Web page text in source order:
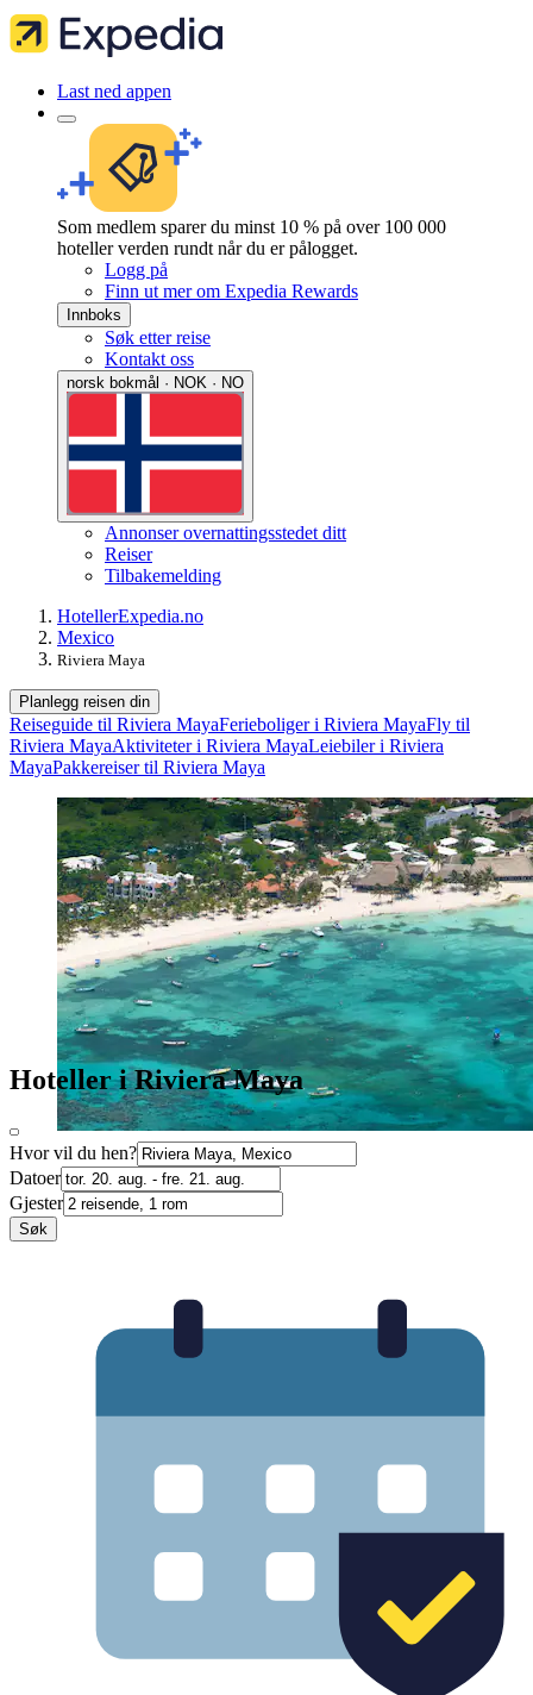
Last ned appen
Som medlem sparer du minst 10 % på over 100 000
hoteller verden rundt når du er pålogget.
Logg på
Finn ut mer om Expedia Rewards
Innboks
Søk etter reise
Kontakt oss
norsk bokmål · NOK · NO
Annonser overnattingsstedet ditt
Reiser
Tilbakemelding
HotellerExpedia.no
Mexico
Riviera Maya
Planlegg reisen din
Reiseguide til Riviera MayaFerieboliger i Riviera MayaFly til
Riviera MayaAktiviteter i Riviera MayaLeiebiler i Riviera
MayaPakkereiser til Riviera Maya
Hoteller i Riviera Maya
Hvor vil du hen?
Datoer
Gjester
Søk